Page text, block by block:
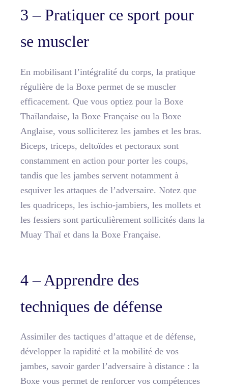
3 – Pratiquer ce sport pour
se muscler
En mobilisant l’intégralité du corps, la pratique
régulière de la Boxe permet de se muscler
efficacement. Que vous optiez pour la Boxe
Thaïlandaise, la Boxe Française ou la Boxe
Anglaise, vous solliciterez les jambes et les bras.
Biceps, triceps, deltoïdes et pectoraux sont
constamment en action pour porter les coups,
tandis que les jambes servent notamment à
esquiver les attaques de l’adversaire. Notez que
les quadriceps, les ischio-jambiers, les mollets et
les fessiers sont particulièrement sollicités dans la
Muay Thaï et dans la Boxe Française.
4 – Apprendre des
techniques de défense
Assimiler des tactiques d’attaque et de défense,
développer la rapidité et la mobilité de vos
jambes, savoir garder l’adversaire à distance : la
Boxe vous permet de renforcer vos compétences